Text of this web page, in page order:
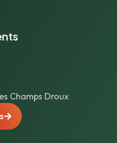
Champs Droux